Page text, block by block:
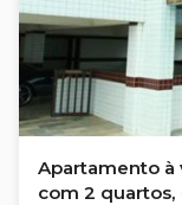
Apartamento à
com 2 quartos,